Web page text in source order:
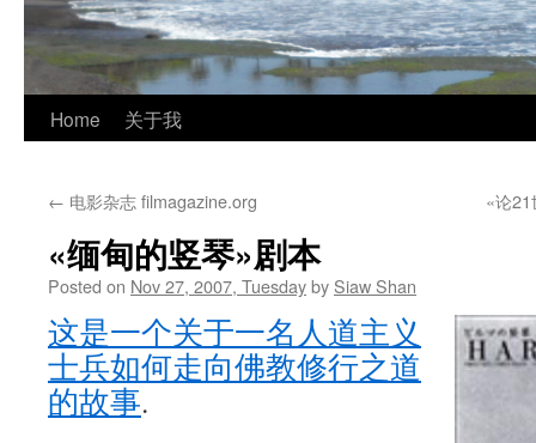
Home 关于我
← 电影杂志 filmagazine.org «论
«缅甸的竖琴»剧本
Posted on Nov 27, 2007, Tuesdayby Siaw Shan
这是一个关于一名人道主义
士兵如何走向佛教修行之道
的故事.